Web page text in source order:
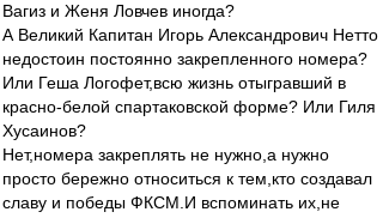
Вагиз и Женя Ловчев иногда?
А Великий Капитан Игорь Александрович Нетто
недостоин постоянно закрепленного номера?
Или Геша Логофет,всю жизнь отыгравший в
красно-белой спартаковской форме? Или Гиля
Хусаинов?
Нет,номера закреплять не нужно,а нужно
просто бережно относиться к тем,кто создавал
славу и победы ФКСМ.И вспоминать их,не